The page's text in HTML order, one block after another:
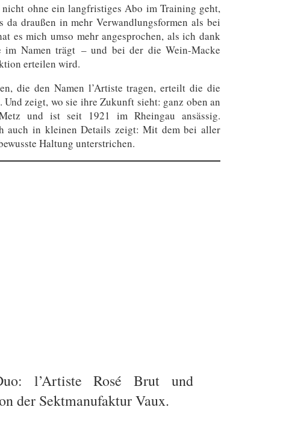
ohne ein langfristiges Abo im Training geht,
draußen in mehr Verwandlungsformen als bei
es mich umso mehr angesprochen, als ich dank
im Namen trägt – und bei der die Wein-Macke
erteilen wird.
die den Namen l’Artiste tragen, erteilt die die
zeigt, wo sie ihre Zukunft sieht: ganz oben an
und ist seit 1921 im Rheingau ansässig.
auch in kleinen Details zeigt: Mit dem bei aller
Haltung unterstrichen.
l’Artiste Rosé Brut und
der Sektmanufaktur Vaux.